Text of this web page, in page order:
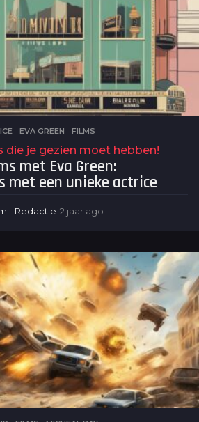
,EVA GREEN ,FILMS
die je gezien moet hebben!
met Eva Green:
met een unieke actrice
- Redactie 2 jaar ago
a
r
a
g